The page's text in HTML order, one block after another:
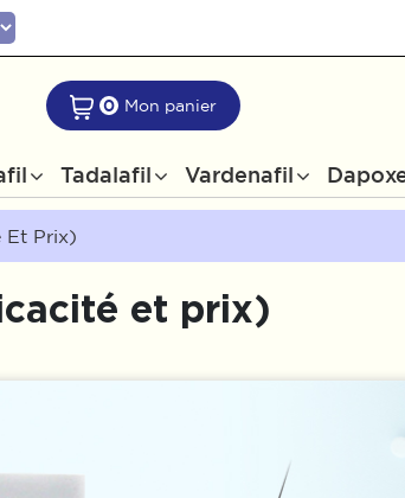
0 Mon panier
Tadalafil Vardenafil
Et Prix)
et prix)